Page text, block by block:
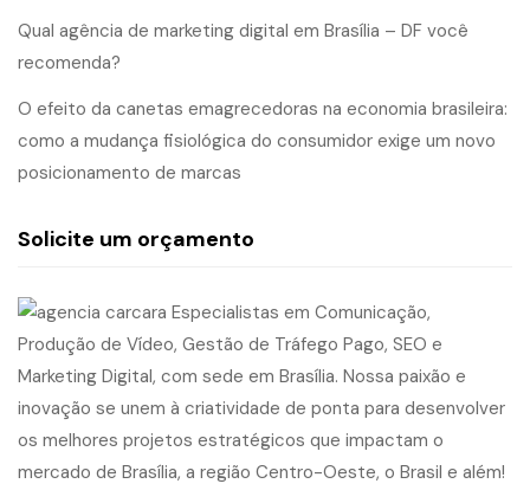
Qual agência de marketing digital em Brasília – DF você
recomenda?
O efeito da canetas emagrecedoras na economia brasileira:
como a mudança fisiológica do consumidor exige um novo
posicionamento de marcas
Solicite um orçamento